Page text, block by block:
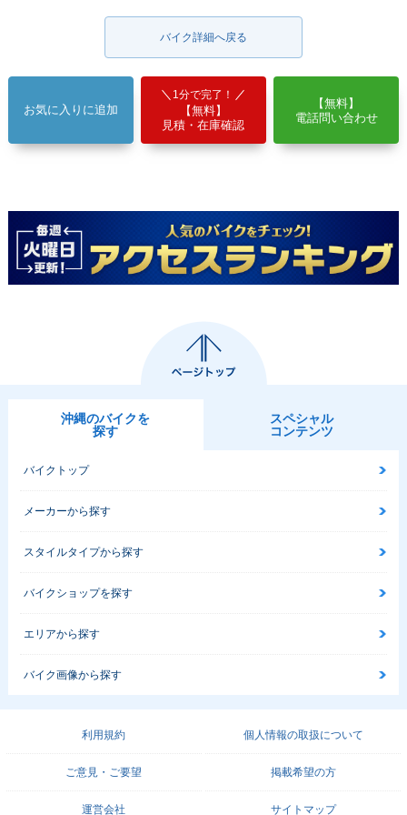
バイク詳細へ戻る
お気に入りに追加
1分で完了！
【無料】
見積・在庫確認
【無料】
電話問い合わせ
沖縄のバイクを
探す
スペシャル
コンテンツ
バイクトップ
メーカーから探す
スタイルタイプから探す
バイクショップを探す
エリアから探す
バイク画像から探す
利用規約 個人情報の取扱について
ご意見・ご要望 掲載希望の方
運営会社 サイトマップ